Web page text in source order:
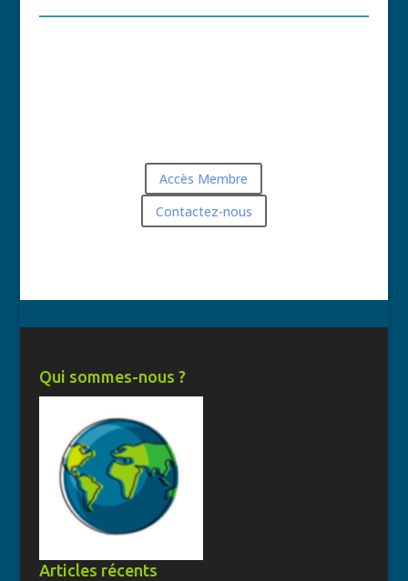
Accès Membre
Contactez-nous
Qui sommes-nous ?
Articles récents